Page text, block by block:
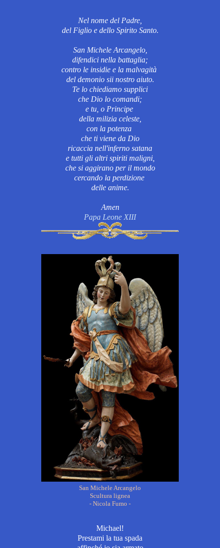
Nel nome del Padre,
del Figlio e dello Spirito Santo.
San Michele Arcangelo,
difendici nella battaglia;
contro le insidie e la malvagità
del demonio sii nostro aiuto.
Te lo chiediamo supplici
che Dio lo comandi;
e tu, o Principe
della milizia celeste,
con la potenza
che ti viene da Dio
ricaccia nell'inferno satana
e tutti gli altri spiriti maligni,
che si aggirano per il mondo
cercando la perdizione
delle anime.
Amen
Papa Leone XIII
San Michele Arcangelo
Scultura lignea
- Nicola Fumo -
Michael!
Prestami la tua spada